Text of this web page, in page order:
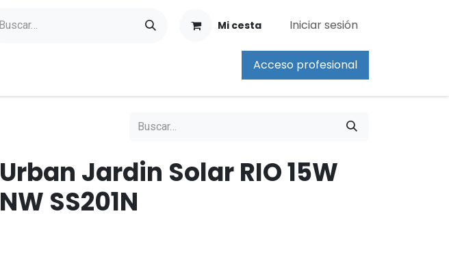
Mi cesta Iniciar sesión
Acceso profesional
Urban Jardin Solar RIO 15W
NW SS201N